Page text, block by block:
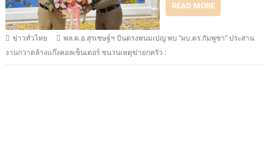
READ MORE
ข่าวทั่วไทย
พล.ต.อ.สุรเชษฐ์ฯ บินตรงพนมเปญ พบ “ผบ.ตร.กัมพูชา” ประสาน
งานกวาดล้างแก๊งคอลเซ็นเตอร์ ชนวนเหตุฆ่ายกครัว :